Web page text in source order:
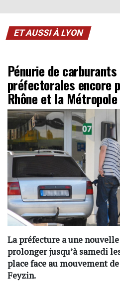
ET AUSSI À LYON
Pénurie de
préfectorales encore
Rhône et la Métropole
La préfecture a une
prolonger jusqu’à samedi
place face au mouvement
Feyzin.